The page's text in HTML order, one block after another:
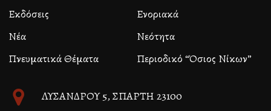
Εκδόσεις
Ενοριακά
Νέα
Νεότητα
Πνευματικά Θέματα
Περιοδικό “Όσιος Νίκων”
ΛΥΣΑΝΔΡΟΥ 5, ΣΠΑΡΤΗ 23100